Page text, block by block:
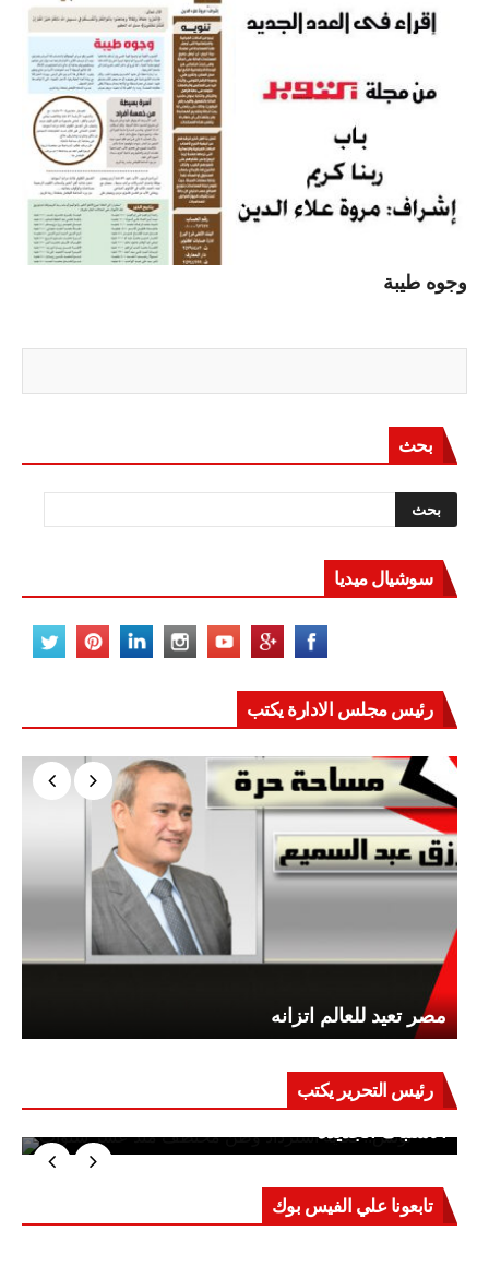
وجوه طيبة
بحث
سوشيال ميديا
رئيس مجلس الادارة يكتب
مصر تعيد للعالم اتزانه
رئيس التحرير يكتب
حرب على العقول.. حادثة دمياط تكشف قواعد
الاشتباك الجديدة
تابعونا علي الفيس بوك